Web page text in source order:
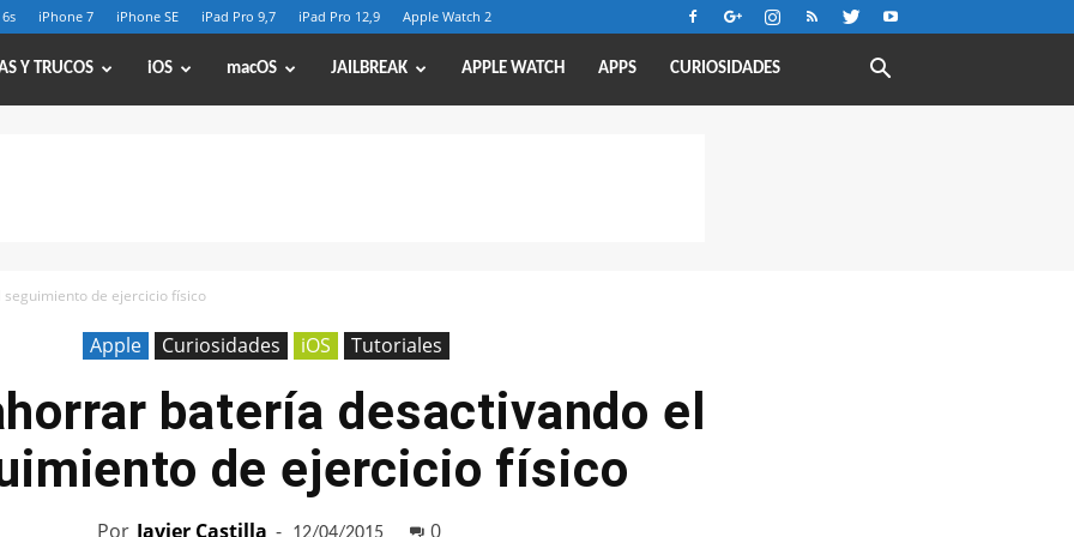
iPhone 7 iPhone SE iPad Pro 9,7 iPad Pro 12,9 Apple Watch 2
Y TRUCOS iOS macOS JAILBREAK APPLE WATCH APPS CURIOSIDADES
de ejercicio físico
Apple Curiosidades iOS Tutoriales
batería desactivando el
de ejercicio físico
Por Javier Castilla - 0